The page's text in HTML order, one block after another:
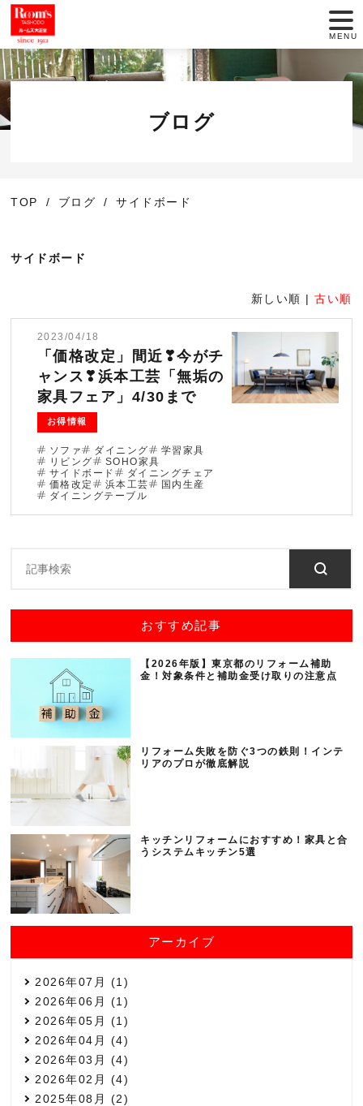
住まいのリフォー
ム
店舗一覧
動画でインテリア
大正堂のこだわり
お役立ち情報
ブログ
法人のお客様へ
MENU
ブログ
TOP ブログ サイドボード
サイドボード
新しい順 |古い順
2023/04/18
「価格改定」間近❣今がチ
ャンス❣浜本工芸「無垢の
家具フェア」4/30まで
お得情報
ソファ ダイニング
学習家具
リビング
SOHO家具
サイドボード
ダイニングチェア
価格改定
浜本工芸
国内生産
ダイニングテーブル
おすすめ記事
【2026年版】東京都のリフォーム補助
金！対象条件と補助金受け取りの注意点
リフォーム失敗を防ぐ3つの鉄則！インテ
リアのプロが徹底解説
キッチンリフォームにおすすめ！家具と合
うシステムキッチン5選
アーカイブ
2026年07月 (1)
2026年06月 (1)
2026年05月 (1)
2026年04月 (4)
2026年03月 (4)
2026年02月 (4)
2025年08月 (2)